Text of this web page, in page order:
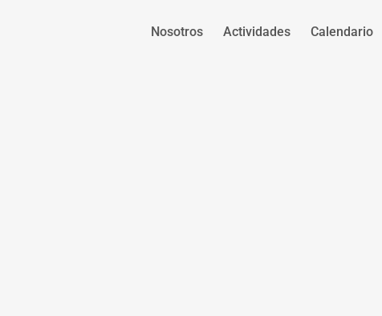
Nosotros Actividades Calendario